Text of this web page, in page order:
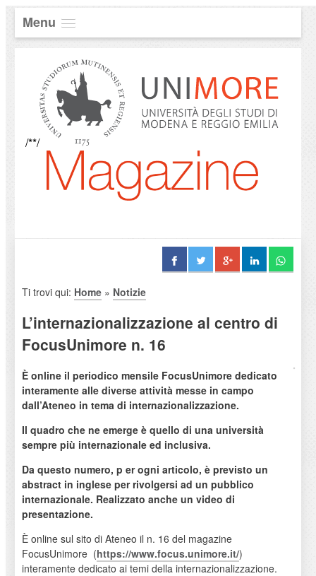
Menu
/**/
Ti trovi qui: Home» Notizie
L’internazionalizzazione al centro di
FocusUnimore n. 16
È online il periodico mensile FocusUnimore dedicato
interamente alle diverse attività messe in campo
dall’Ateneo in tema di internazionalizzazione.
Il quadro che ne emerge è quello di una università
sempre più internazionale ed inclusiva.
Da questo numero, p er ogni articolo, è previsto un
abstract in inglese per rivolgersi ad un pubblico
internazionale. Realizzato anche un video di
presentazione.
È online sul sito di Ateneo il n. 16 del magazine
FocusUnimore (https://www.focus.unimore.it/)
interamente dedicato ai temi della internazionalizzazione.